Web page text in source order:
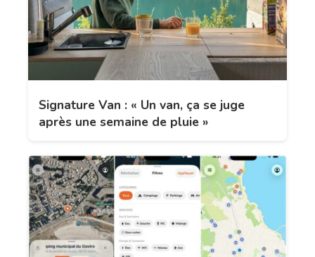
Signature Van : « Un van, ça se juge
après une semaine de pluie »